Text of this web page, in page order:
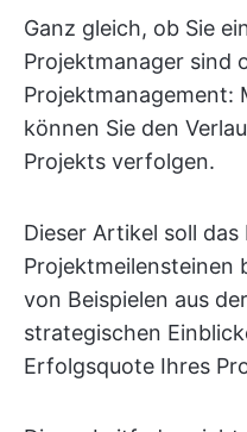
Ganz gleich, ob Sie
Projektmanager sind
Projektmanagement:
können Sie den
Projekts verfolgen.
Dieser Artikel soll
Projektmeilensteinen
von Beispielen aus
strategischen
Erfolgsquote Ihres